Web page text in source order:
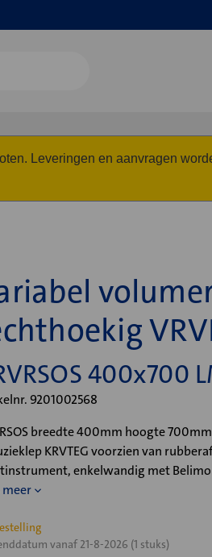
Leveringen en aanvragen
400x700
9201002568
breedte 400mm hoogte
KRVTEG voorzien van
enkelwandig met Belimo
meer
vanaf 21-8-2026 (1 stuks)